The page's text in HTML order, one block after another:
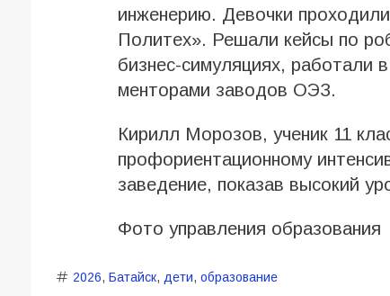
инженерию. Девочки
Политех». Решали кейсы по
бизнес-симуляциях, работали
менторами заводов ОЭЗ.
Кирилл Морозов, ученик 11
профориентационному
заведение, показав высокий
Фото управления образования
2026, Батайск, дети, образование